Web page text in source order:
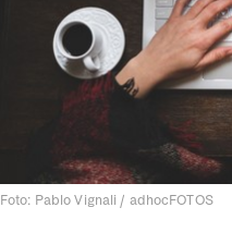
Foto: Pablo Vignali / adhocFOTOS